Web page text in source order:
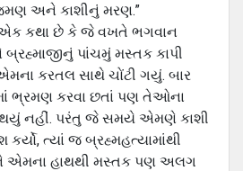
અને કાશીનું મરણ.”
કથા છે કે જે વખતે ભગવાન
પાંચમું મસ્તક કાપી
કરતલ સાથે ચોંટી ગયું. બાર
ભ્રમણ કરવા છતાં પણ તેઓના
નહીં. પરંતુ જે સમયે એમણે કાશી
કર્યો, ત્યાં જ બ્રહ્મહત્યામાંથી
એમના હાથથી મસ્તક પણ અલગ